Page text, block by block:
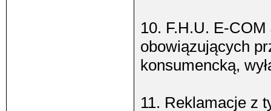
10. F.H.U. E-
obowiązujących
konsumencką,
11. Reklamacje z